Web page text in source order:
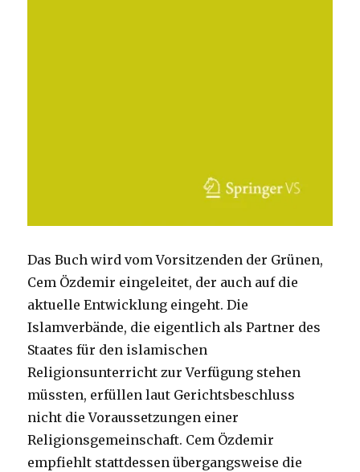
Das Buch wird vom Vorsitzenden der Grünen,
Cem Özdemir eingeleitet, der auch auf die
aktuelle Entwicklung eingeht. Die
Islamverbände, die eigentlich als Partner des
Staates für den islamischen
Religionsunterricht zur Verfügung stehen
müssten, erfüllen laut Gerichtsbeschluss
nicht die Voraussetzungen einer
Religionsgemeinschaft. Cem Özdemir
empfiehlt stattdessen übergangsweise die